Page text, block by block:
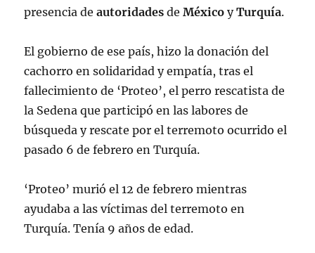
presencia deautoridades deMéxico yTurquía.
El gobierno de ese país, hizo la donación del
cachorro en solidaridad y empatía, tras el
fallecimiento de ‘Proteo’, el perro rescatista de
la Sedena que participó en las labores de
búsqueda y rescate por el terremoto ocurrido el
pasado 6 de febrero en Turquía.
‘Proteo’ murió el 12 de febrero mientras
ayudaba a las víctimas del terremoto en
Turquía. Tenía 9 años de edad.